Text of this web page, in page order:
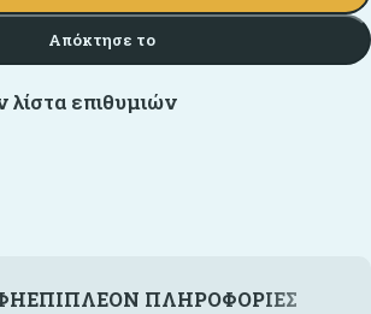
Απόκτησε το
επιθυμιών
ΕΠΙΠΛΈΟΝ ΠΛΗΡΟΦΟΡΊΕΣ